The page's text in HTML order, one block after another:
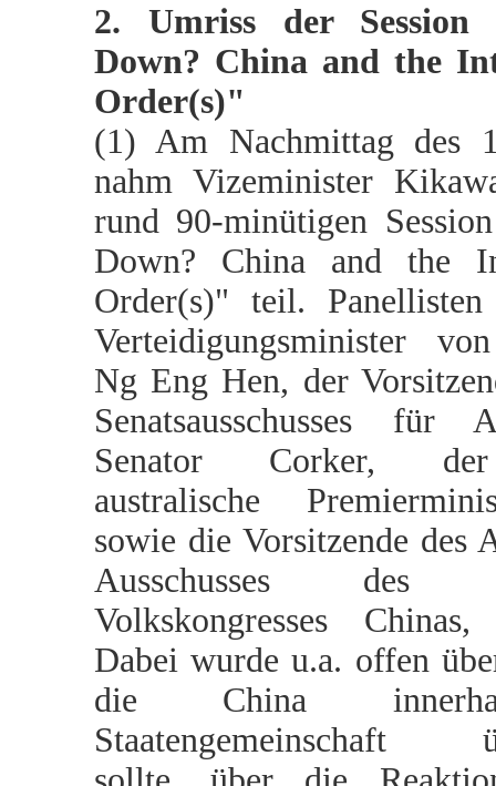
2. Umriss der Session
Down? China and the
Order(s)"
(1) Am Nachmittag des
nahm Vizeminister
rund 90-minütigen
Down? China and the
Order(s)" teil.
Verteidigungsminister
Ng Eng Hen, der
Senatsausschusses für
Senator Corker,
australische
sowie die Vorsitzende des
Ausschusses des
Volkskongresses
Dabei wurde u.a. offen
die China
Staatengemeinschaft